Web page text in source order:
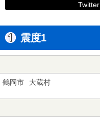
Twitter
震度1
鶴岡市 大蔵村